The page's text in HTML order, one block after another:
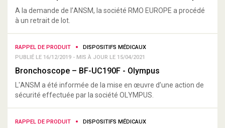
A la demande de l’ANSM, la société RMO EUROPE a procédé
à un retrait de lot.
RAPPEL DE PRODUIT
DISPOSITIFS MÉDICAUX
PUBLIÉ LE 16/12/2019 - MIS À JOUR LE 15/04/2021
Bronchoscope – BF-UC190F - Olympus
L'ANSM a été informée de la mise en œuvre d’une action de
sécurité effectuée par la société OLYMPUS.
RAPPEL DE PRODUIT
DISPOSITIFS MÉDICAUX